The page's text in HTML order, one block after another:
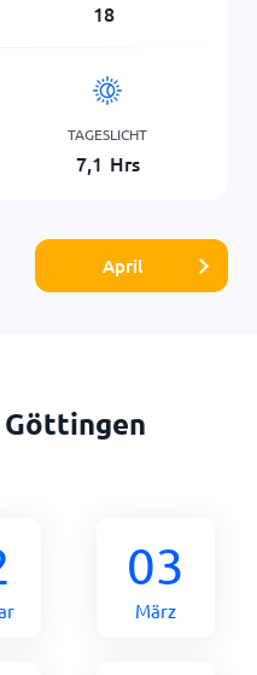
18
TAGESLICHT
7,1 Hrs
April
03
März